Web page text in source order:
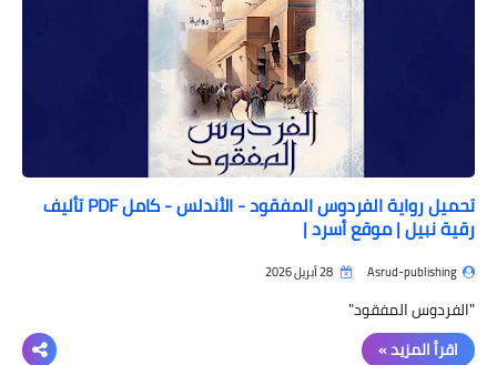
تحميل رواية الفردوس المفقود - الأندلس - كامل PDF تأليف
رقية نبيل | موقع أسرد |
Asrud-publishing
"الفردوس المفقود"
اقرأ المزيد »